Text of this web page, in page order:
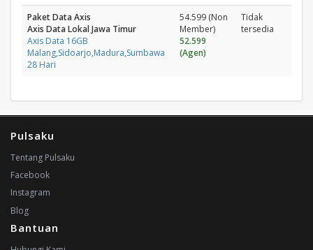
Paket Data Axis
Axis Data Lokal Jawa Timur
Axis Data 16GB
Malang,Sidoarjo,Madura,Sumbawa
28 Hari
54.599 (Non
Member)
52.599
(Agen)
Tidak
tersedia
Pulsaku
Tentang Pulsaku
Facebook
Instagram
Blog
Bantuan